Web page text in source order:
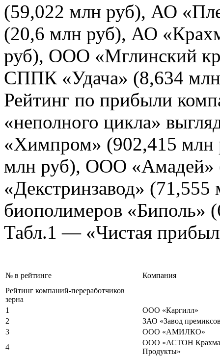
(59,022 млн руб), АО
(20,6 млн руб), АО
руб), ООО «Мглинский
СППК «Удача» (8,634
Рейтинг по прибыли
«неполного цикла»
«Химпром» (902,415
млн руб), ООО
«Декстринзавод»
биополимеров «Биполь»
Табл.1 — «Чистая
№ в рейтинге
Компания
Рейтинг компаний-переработчиков
зерна
1
ООО «Каргилл»
2
ЗАО «Завод
3
ООО «АМИЛКО»
4
ООО «АСТОН
Продукты»